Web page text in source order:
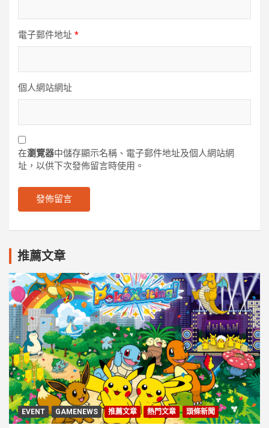
電子郵件地址 *
個人網站網址
在瀏覽器中儲存顯示名稱、電子郵件地址及個人網站網
址，以供下次發佈留言時使用。
推薦文章
EVENT GAMENEWS 推薦文章 熱門文章 頭條新聞